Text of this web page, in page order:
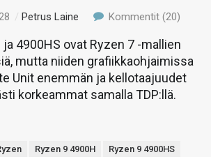
/Petrus Laine Kommentit (20)
4900HS ovat Ryzen 7 -mallien
mutta niiden grafiikkaohjaimissa
Unit enemmän ja kellotaajuudet
korkeammat samalla TDP:llä.
Ryzen 9 4900H
Ryzen 9 4900HS